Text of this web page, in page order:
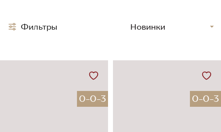
0-0-3 0-0-3
Фильтры